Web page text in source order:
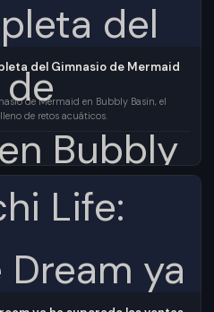
del Gimnasio de Mermaid
de Mermaid en Bubbly Basin, el
de retos acuáticos.